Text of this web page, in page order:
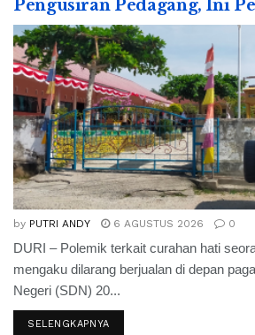
Pengusiran Pedagang, Ini
by PUTRI ANDY 6 AGUSTUS 2026 0
DURI – Polemik terkait curahan hati
mengaku dilarang berjualan di depan
Negeri (SDN) 20...
SELENGKAPNYA